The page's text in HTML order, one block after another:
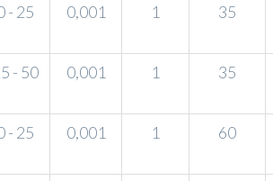
- 25 0,001 1 35
- 50 0,001 1 35
- 25 0,001 1 60